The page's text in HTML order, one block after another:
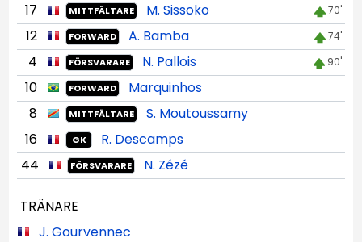
17 MITTFÄLTARE M. Sissoko 70'
12 FORWARD A. Bamba 74'
4 FÖRSVARARE N. Pallois 90'
10 FORWARD
Marquinhos
8
MITTFÄLTARE
S. Moutoussamy
16
GK
R. Descamps
44
FÖRSVARARE N. Zézé
TRÄNARE
J. Gourvennec